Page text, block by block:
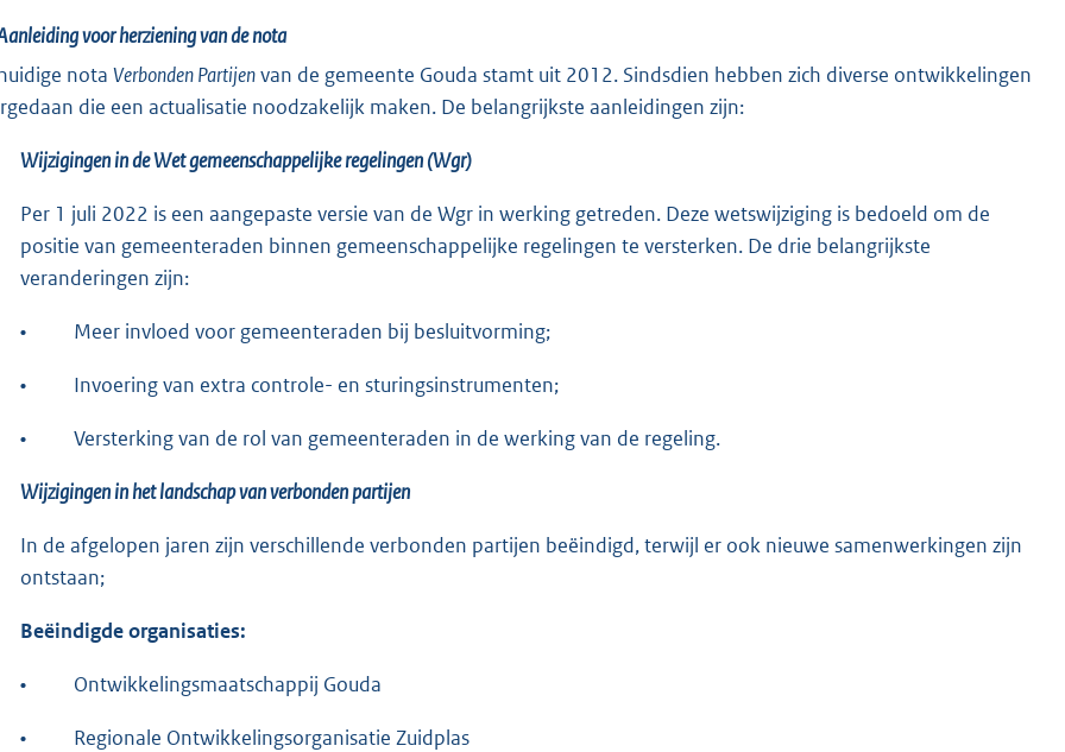
voor herziening van de nota
nota Verbonden Partijenvan de gemeente Gouda stamt uit 2012. Sindsdien hebben zich diverse ontwikkelingen
die een actualisatie noodzakelijk maken. De belangrijkste aanleidingen zijn:
Wijzigingen in de Wet gemeenschappelijke regelingen (Wgr)
Per 1 juli 2022 is een aangepaste versie van de Wgr in werking getreden. Deze wetswijziging is bedoeld om de
positie van gemeenteraden binnen gemeenschappelijke regelingen te versterken. De drie belangrijkste
veranderingen zijn:
• Meer invloed voor gemeenteraden bij besluitvorming;
• Invoering van extra controle- en sturingsinstrumenten;
• Versterking van de rol van gemeenteraden in de werking van de regeling.
Wijzigingen in het landschap van verbonden partijen
In de afgelopen jaren zijn verschillende verbonden partijen beëindigd, terwijl er ook nieuwe samenwerkingen zijn
ontstaan;
Beëindigde organisaties:
• Ontwikkelingsmaatschappij Gouda
• Regionale Ontwikkelingsorganisatie Zuidplas